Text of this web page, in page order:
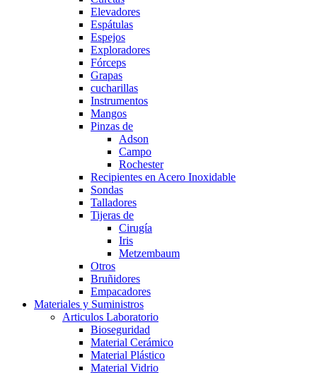
Elevadores
Espátulas
Espejos
Exploradores
Fórceps
Grapas
cucharillas
Instrumentos
Mangos
Pinzas de
Adson
Campo
Rochester
Recipientes en Acero Inoxidable
Sondas
Talladores
Tijeras de
Cirugía
Iris
Metzembaum
Otros
Bruñidores
Empacadores
Materiales y Suministros
Articulos Laboratorio
Bioseguridad
Material Cerámico
Material Plástico
Material Vidrio